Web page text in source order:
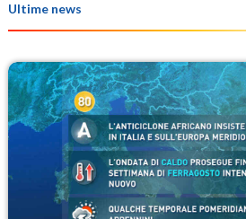
Ultime news